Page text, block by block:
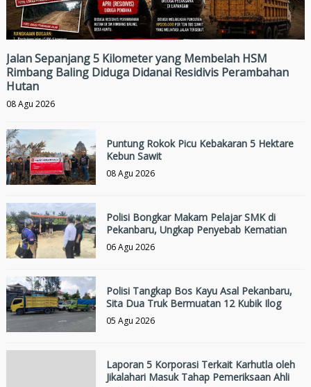
Jalan Sepanjang 5 Kilometer yang Membelah HSM
Rimbang Baling Diduga Didanai Residivis Perambahan
Hutan
08 Agu 2026
Puntung Rokok Picu Kebakaran 5 Hektare
Kebun Sawit
08 Agu 2026
Polisi Bongkar Makam Pelajar SMK di
Pekanbaru, Ungkap Penyebab Kematian
06 Agu 2026
Polisi Tangkap Bos Kayu Asal Pekanbaru,
Sita Dua Truk Bermuatan 12 Kubik Ilog
05 Agu 2026
Laporan 5 Korporasi Terkait Karhutla oleh
Jikalahari Masuk Tahap Pemeriksaan Ahli